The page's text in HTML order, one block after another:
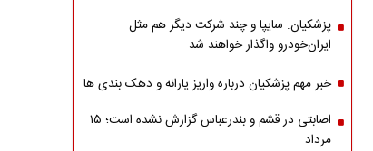
پزشکیان: سایپا و چند شرکت دیگر هم مثل
ایران‌خودرو واگذار خواهند شد
خبر مهم پزشکیان درباره واریز یارانه و دهک بندی ها
اصابتی در قشم و بندرعباس گزارش نشده است؛ ۱۵
مرداد